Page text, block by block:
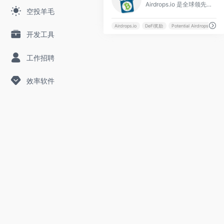
空投羊毛
开发工具
工作招聘
效率软件
Airdrops.io 是全球领先的免费加密货币空投聚合平台，为用户提供最新、最全的代币空投资讯与手把手交互领取指南。
Airdrops.io DeFi奖励 Potential Airdrops